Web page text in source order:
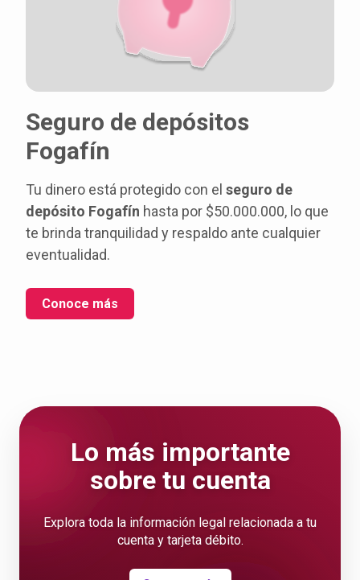
Seguro de depósitos
Fogafín
Tu dinero está protegido con el seguro de
depósito Fogafín hasta por $50.000.000, lo que
te brinda tranquilidad y respaldo ante cualquier
eventualidad.
Conoce más
Lo más importante
sobre tu cuenta
Explora toda la información legal relacionada a tu
cuenta y tarjeta débito.